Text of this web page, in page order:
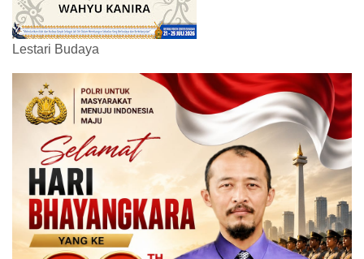
Lestari Budaya